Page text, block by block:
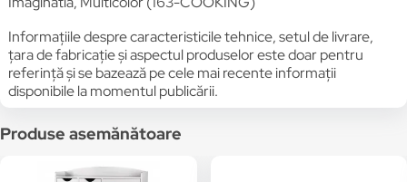
Informațiile despre caracteristicile tehnice, setul de livrare,
țara de fabricație și aspectul produselor este doar pentru
referință și se bazează pe cele mai recente informații
disponibile la momentul publicării.
Produse asemănătoare